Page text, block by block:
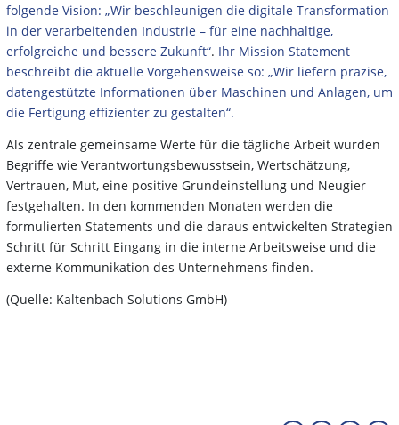
folgende Vision: „Wir beschleunigen die digitale Transformation
in der verarbeitenden Industrie – für eine nachhaltige,
erfolgreiche und bessere Zukunft“. Ihr Mission Statement
beschreibt die aktuelle Vorgehensweise so: „Wir liefern präzise,
datengestützte Informationen über Maschinen und Anlagen, um
die Fertigung effizienter zu gestalten“.
Als zentrale gemeinsame Werte für die tägliche Arbeit wurden
Begriffe wie Verantwortungsbewusstsein, Wertschätzung,
Vertrauen, Mut, eine positive Grundeinstellung und Neugier
festgehalten. In den kommenden Monaten werden die
formulierten Statements und die daraus entwickelten Strategien
Schritt für Schritt Eingang in die interne Arbeitsweise und die
externe Kommunikation des Unternehmens finden.
(Quelle: Kaltenbach Solutions GmbH)